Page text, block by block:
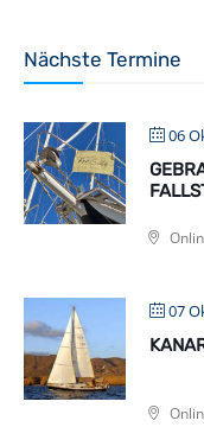
Nächste Termine
06
07